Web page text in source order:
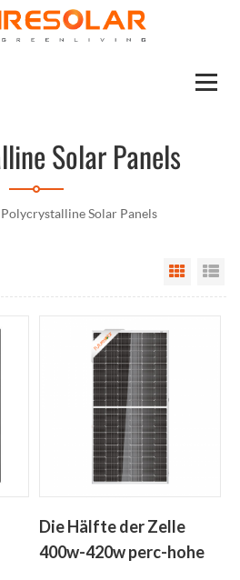
Solar Panels
Polycrystalline Solar Panels
Grid
Die Hälfte der Zelle
400w-420w perc-hohe